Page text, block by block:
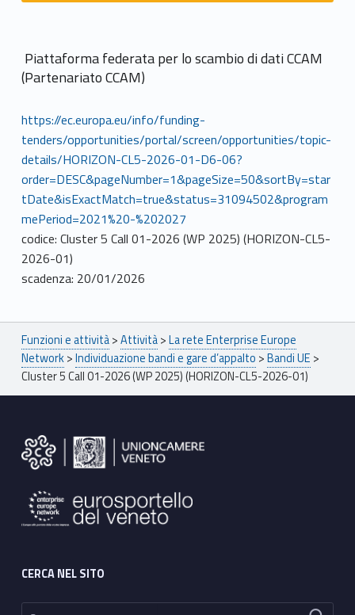
Piattaforma federata per lo scambio di dati CCAM
(Partenariato CCAM)
https://ec.europa.eu/info/funding-
tenders/opportunities/portal/screen/opportunities/topic-
details/HORIZON-CL5-2026-01-D6-06?
order=DESC&pageNumber=1&pageSize=50&sortBy=star
tDate&isExactMatch=true&status=31094502&program
mePeriod=2021%20-%202027
codice: Cluster 5 Call 01-2026 (WP 2025) (HORIZON-CL5-
2026-01)
scadenza: 20/01/2026
Breadcrumbs navigation
Funzioni e attività>Attività>La rete Enterprise Europe
Network>Individuazione bandi e gare d’appalto >Bandi UE >
Cluster 5 Call 01-2026 (WP 2025) (HORIZON-CL5-2026-01)
CERCA NEL SITO
Ricerca per: